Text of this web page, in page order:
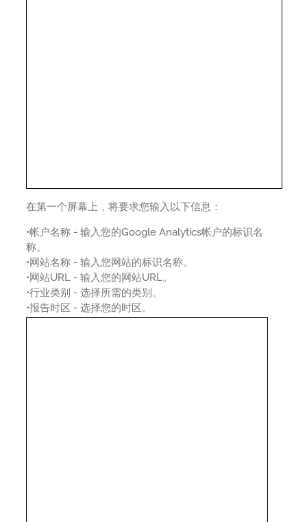
在第一个屏幕上，将要求您输入以下信息：
•帐户名称 - 输入您的Google Analytics帐户的标识名
称。
•网站名称 - 输入您网站的标识名称。
•网站URL - 输入您的网站URL。
•行业类别 - 选择所需的类别。
•报告时区 - 选择您的时区。